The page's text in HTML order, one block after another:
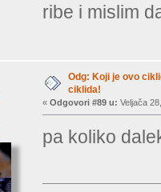
ribe i mislim
Odg: Koji je ovo
ciklida!
« Odgovori #89 u: Veljača
pa koliko